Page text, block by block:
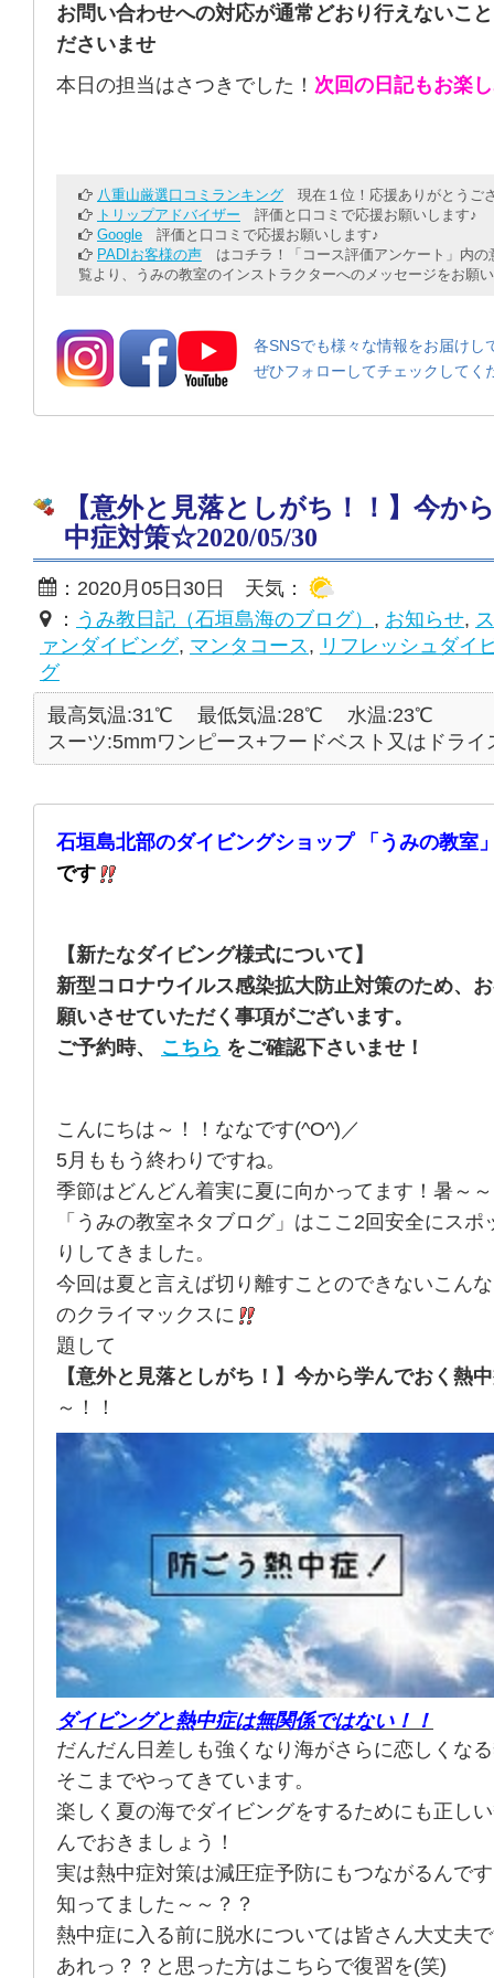
お問い合わせへの対応が通常どおり行えないこ
ださいませ
本日の担当はさつきでした！ 次回の日記もお楽
八重山厳選口コミランキング 現在１位！応援ありがとうご
トリップアドバイザー 評価と口コミで応援お願いします♪
Google 評価と口コミで応援お願いします♪
PADIお客様の声 はコチラ！「コース評価アンケート」内の
覧より、うみの教室のインストラクターへのメッセージをお願
各SNSでも様々な情報をお届けし
ぜひフォローしてチェックしてく
【意外と見落としがち！！】今か
中症対策☆2020/05/30
：2020月05日30日 天気：
： うみ教日記（石垣島海のブログ） , お知らせ,
ァンダイビング, マンタコース , リフレッシュダイ
グ
最高気温:31℃
最低気温:28℃
水温:23℃
スーツ:5mmワンピース+フードベスト又はドライ
石垣島北部のダイビングショップ 「うみの教室
です
【新たなダイビング様式について】
新型コロナウイルス感染拡大防止対策のため、
願いさせていただく事項がございます。
ご予約時、 こちら をご確認下さいませ！
こんにちは～！！ななです(^O^)／
5月ももう終わりですね。
季節はどんどん着実に夏に向かってます！暑～
「うみの教室ネタブログ」はここ2回安全にス
りしてきました。
今回は夏と言えば切り離すことのできないこん
のクライマックスに
題して
【意外と見落としがち！】今から学んでおく熱
～！！
ダイビングと熱中症は無関係ではない！！
だんだん日差しも強くなり海がさらに恋しくな
そこまでやってきています。
楽しく夏の海でダイビングをするためにも正し
んでおきましょう！
実は熱中症対策は減圧症予防にもつながるんで
知ってました～～？？
熱中症に入る前に脱水については皆さん大丈夫
あれっ？？と思った方はこちらで復習を(笑)